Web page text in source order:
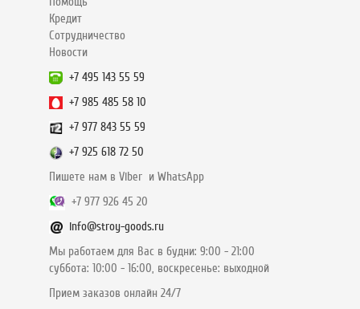
Кредит
Сотрудничество
Новости
+7 495 143 55 59
+7 985 485 58 10
+7 977 843 55 59
+7 925 618 72 50
Пишете нам в Viber и WhatsApp
+7 977 926 45 20
info@stroy-goods.ru
Мы работаем для Вас в будни: 9:00 - 21:00
суббота: 10:00 - 16:00, воскресенье: выходной
Прием заказов онлайн 24/7